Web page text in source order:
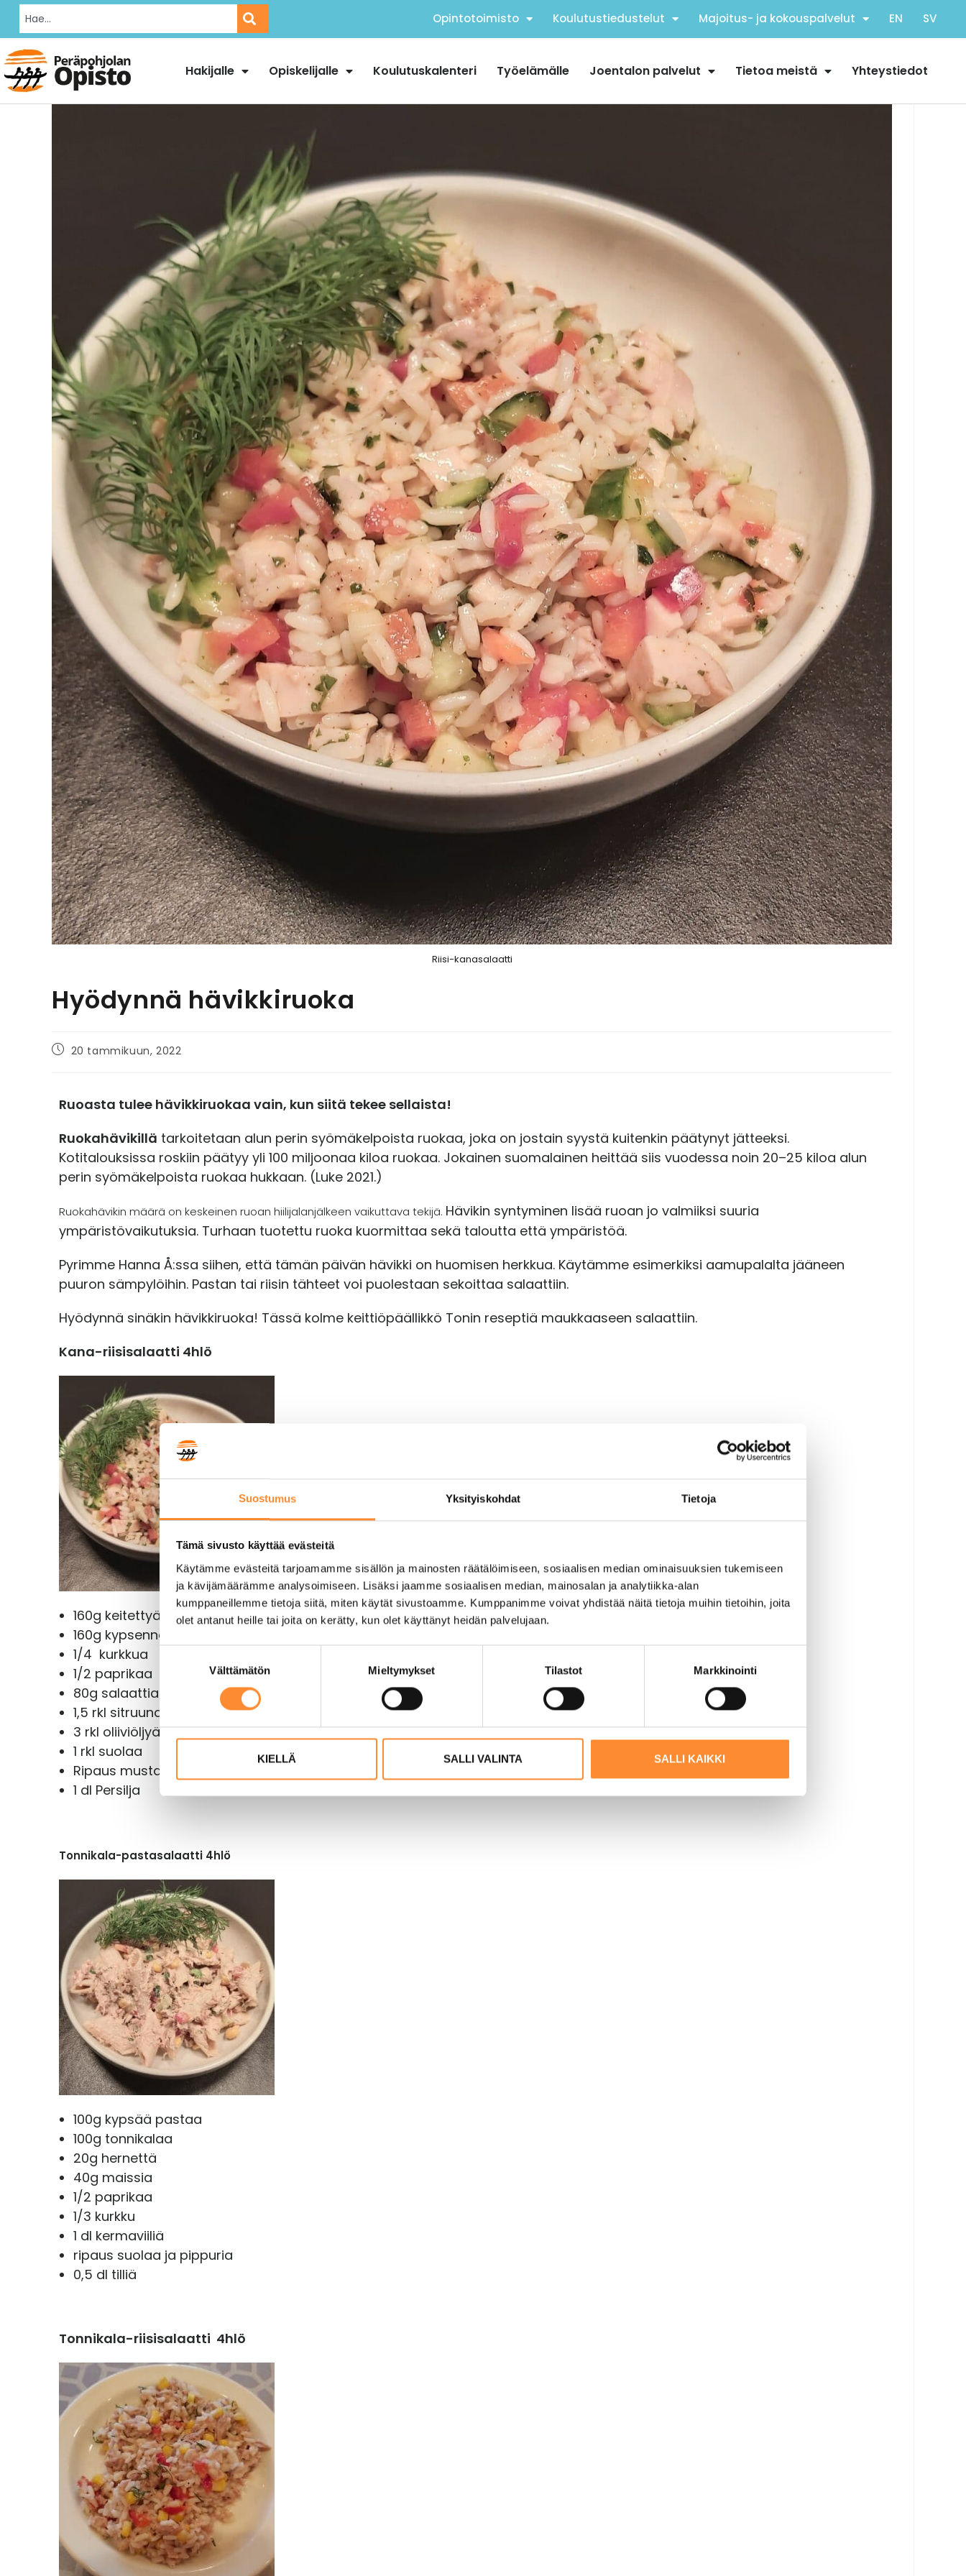
Suostumus Yksityiskohdat Tietoja
Tämä sivusto käyttää evästeitä
Käytämme evästeitä tarjoamamme sisällön ja mainosten räätälöimiseen, sosiaalisen median ominaisuuksien tukemiseen
ja kävijämäärämme analysoimiseen. Lisäksi jaamme sosiaalisen median, mainosalan ja analytiikka-alan
kumppaneillemme tietoja siitä, miten käytät sivustoamme. Kumppanimme voivat yhdistää näitä tietoja muihin tietoihin, joita
olet antanut heille tai joita on kerätty, kun olet käyttänyt heidän palvelujaan.
u
u
k
v
a
l
i
n
t
a
Välttämätön Mieltymykset Tilastot Markkinointi
KIELLÄ SALLI VALINTA SALLI KAIKKI
Opintotoimisto Koulutustiedustelut Majoitus- ja kokouspalvelut EN SV
Hakijalle Opiskelijalle Koulutuskalenteri Työelämälle Joentalon palvelut Tietoa meistä Yhteystiedot
Riisi-kanasalaatti
Hyödynnä hävikkiruoka
20 tammikuun, 2022
Ruoasta tulee hävikkiruokaa vain, kun siitä tekee sellaista!
Ruokahävikillä tarkoitetaan alun perin syömäkelpoista ruokaa, joka on jostain syystä kuitenkin päätynyt jätteeksi.
Kotitalouksissa roskiin päätyy yli 100 miljoonaa kiloa ruokaa. Jokainen suomalainen heittää siis vuodessa noin 20–25 kiloa alun
perin syömäkelpoista ruokaa hukkaan. (Luke 2021.)
Ruokahävikin määrä on keskeinen ruoan hiilijalanjälkeen vaikuttava tekijä. Hävikin syntyminen lisää ruoan jo valmiiksi suuria
ympäristövaikutuksia. Turhaan tuotettu ruoka kuormittaa sekä taloutta että ympäristöä.
Pyrimme Hanna Å:ssa siihen, että tämän päivän hävikki on huomisen herkkua. Käytämme esimerkiksi aamupalalta jääneen
puuron sämpylöihin. Pastan tai riisin tähteet voi puolestaan sekoittaa salaattiin.
Hyödynnä sinäkin hävikkiruoka! Tässä kolme keittiöpäällikkö Tonin reseptiä maukkaaseen salaattiin.
Kana-riisisalaatti 4hlö
160g keitettyä riisiä
160g kypsennettyä kanaa
1/4 kurkkua
1/2 paprikaa
80g salaattia
1,5 rkl sitruunamehua
3 rkl oliiviöljyä
1 rkl suolaa
Ripaus mustapippuria
1 dl Persilja
Tonnikala-pastasalaatti 4hlö
100g kypsää pastaa
100g tonnikalaa
20g hernettä
40g maissia
1/2 paprikaa
1/3 kurkku
1 dl kermaviiliä
ripaus suolaa ja pippuria
0,5 dl tilliä
Tonnikala-riisisalaatti 4hlö